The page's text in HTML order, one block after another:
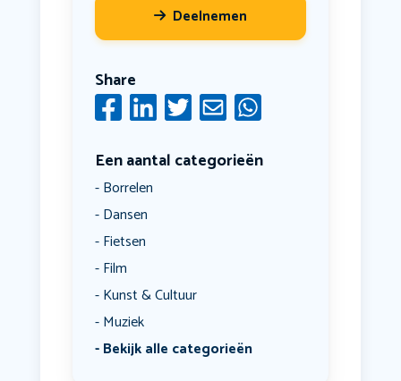
Deelnemen
Share
Een aantal categorieën
Borrelen
Dansen
Fietsen
Film
Kunst & Cultuur
Muziek
Bekijk alle categorieën